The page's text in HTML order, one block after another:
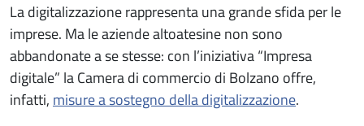
La digitalizzazione rappresenta una grande sfida per le
imprese. Ma le aziende altoatesine non sono
abbandonate a se stesse: con l’iniziativa “Impresa
digitale” la Camera di commercio di Bolzano offre,
infatti,misure a sostegno della digitalizzazione.